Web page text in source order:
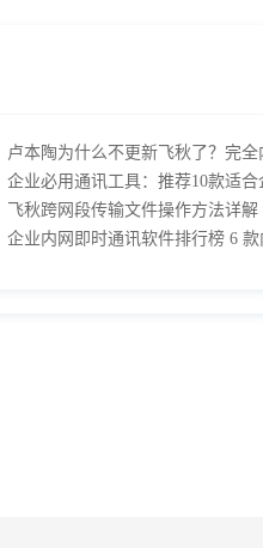
飞秋跨网段传输文件操作方法详解